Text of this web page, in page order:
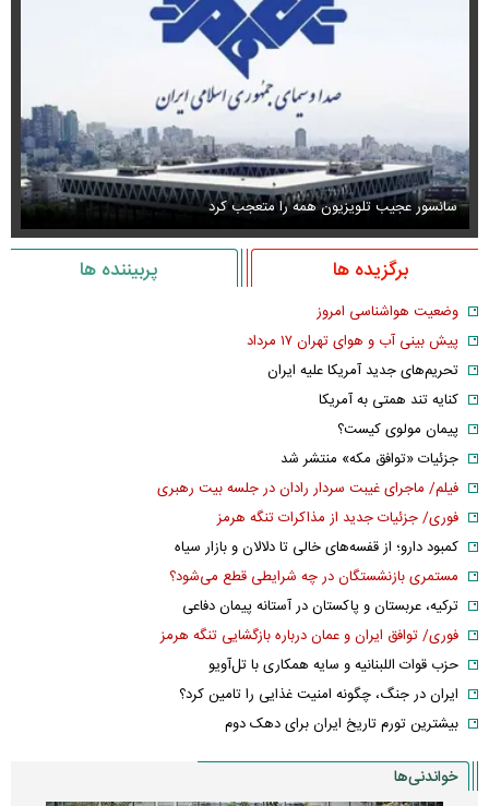
سانسور عجیب تلویزیون همه را متعجب کرد
برگزیده ها پربیننده ها
وضعیت هواشناسی امروز
پیش بینی آب و هوای تهران ۱۷ مرداد
تحریم‌های جدید آمریکا علیه ایران
کنایه تند همتی به آمریکا
پیمان مولوی کیست؟
جزئیات «توافق مکه» منتشر شد
فیلم/ ماجرای غیبت سردار رادان در جلسه بیت رهبری
فوری/ جزئیات جدید از مذاکرات تنگه هرمز
کمبود دارو؛ از قفسه‌های خالی تا دلالان و بازار سیاه
مستمری بازنشستگان در چه شرایطی قطع می‌شود؟
ترکیه، عربستان و پاکستان در آستانه پیمان دفاعی
فوری/ توافق ایران و عمان درباره بازگشایی تنگه هرمز
حزب قوات اللبنانیه و سایه همکاری با تل‌آویو
ایران در جنگ، چگونه امنیت غذایی را تامین کرد؟
بیشترین تورم تاریخ ایران برای دهک دوم
خواندنی‌ها